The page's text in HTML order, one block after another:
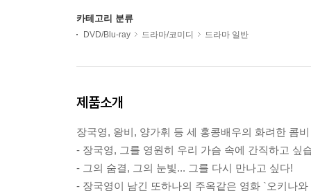
카테고리 분류
DVD/Blu-ray 드라마/코미디 드라마 일반
제품소개
장국영, 왕비, 양가휘 등 세 홍콩배우의 화려한 콤
- 장국영, 그를 영원히 우리 가슴 속에 간직하고 싶
- 그의 숨결, 그의 눈빛... 그를 다시 만나고 싶다!
- 장국영이 남긴 또하나의 주옥같은 영화 `오키나